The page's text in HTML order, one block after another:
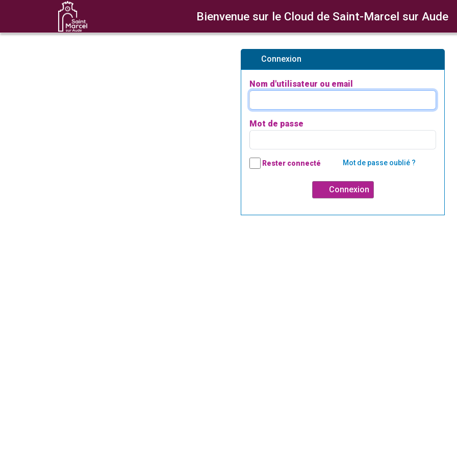
Bienvenue sur le Cloud de Saint-Marcel sur Aude
Connexion
Nom d'utilisateur ou email
Mot de passe
Rester connecté Mot de passe oublié ?
Connexion